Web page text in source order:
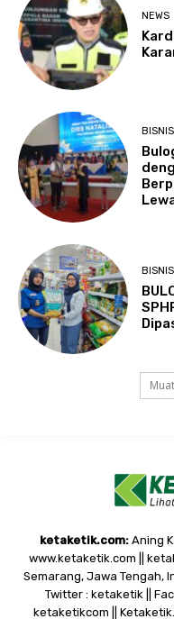
NEWS
BISNIS
BISNIS
ketaketik.com: Aning
www.ketaketik.com ||
Semarang, Jawa Tengah,
Twitter : ketaketik ||
ketaketikcom ||